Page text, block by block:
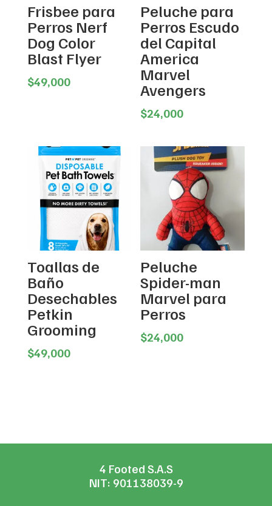
Frisbee para
Perros Nerf
Dog Color
Blast Flyer
$49,000
Peluche para
Perros Escudo
del Capital
America
Marvel
Avengers
$24,000
Toallas de
Baño
Desechables
Petkin
Grooming
$49,000
Peluche
Spider-man
Marvel para
Perros
$24,000
4 Footed S.A.S
NIT: 901138039-9